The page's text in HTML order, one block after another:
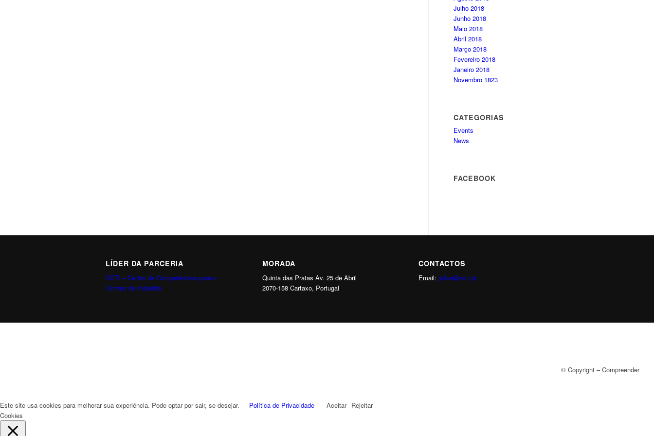
Julho 2018
Junho 2018
Maio 2018
Abril 2018
Março 2018
Fevereiro 2018
Janeiro 2018
Novembro 1823
CATEGORIAS
Events
News
FACEBOOK
LÍDER DA PARCERIA
CCTI – Centro de Competências para o
Tomate de Indústria
MORADA
Quinta das Pratas Av. 25 de Abril
2070-158 Cartaxo, Portugal
CONTACTOS
Email:jsilva@ccti.pt
© Copyright – Compreender
Este site usa cookies para melhorar sua experiência. Pode optar por sair, se desejar. Política de Privacidade Aceitar Rejeitar
Cookies